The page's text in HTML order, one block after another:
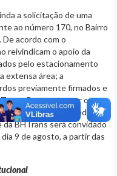
a solicitação de uma
ao número 170, no Bairro
acordo com o
reivindicam o apoio da
pelo estacionamento
extensa área; a
previamente firmados e
Para constatar os
de adotar medidas
BHTrans será convidado
9 de agosto, a partir das